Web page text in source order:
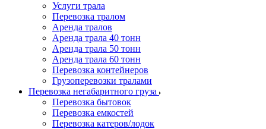
Услуги трала
Перевозка тралом
Аренда тралов
Аренда трала 40 тонн
Аренда трала 50 тонн
Аренда трала 60 тонн
Перевозка контейнеров
Грузоперевозки тралами
Перевозка негабаритного груза
Перевозка бытовок
Перевозка емкостей
Перевозка катеров/лодок